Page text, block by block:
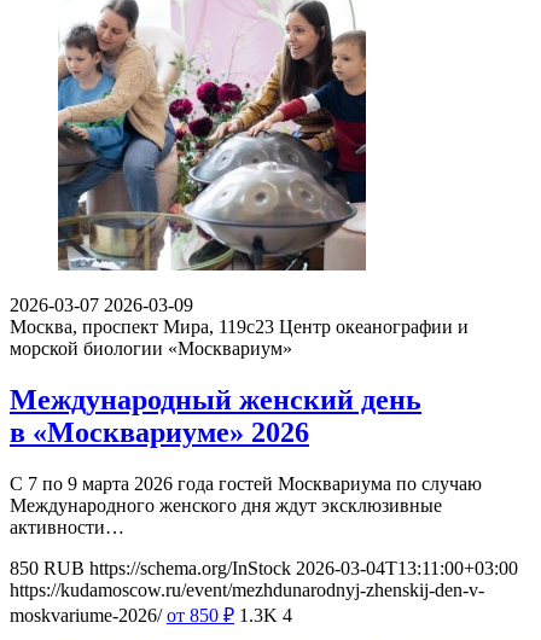
2026-03-07 2026-03-09
Москва, проспект Мира, 119с23 Центр океанографии и
морской биологии «Москвариум»
Международный женский день
в «Москвариуме» 2026
С 7 по 9 марта 2026 года гостей Москвариума по случаю
Международного женского дня ждут эксклюзивные
активности…
850 RUB https://schema.org/InStock 2026-03-04T13:11:00+03:00
https://kudamoscow.ru/event/mezhdunarodnyj-zhenskij-den-v-
moskvariume-2026/ от 850 ₽ 1.3K 4